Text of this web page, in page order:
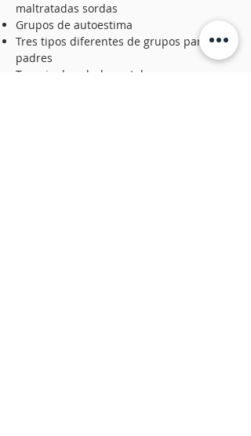
maltratadas sordas
Grupos de autoestima
Tres tipos diferentes de grupos para
padres
Terapia de salud mental